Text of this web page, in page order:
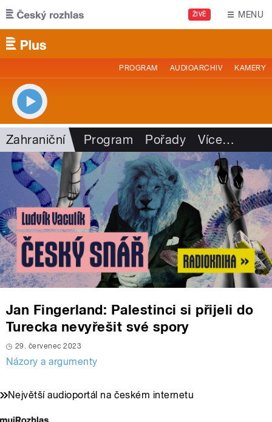
Přejít k hlavnímu obsahu
ŽIVĚ MENU
PROGRAM AUDIOARCHIV KAMERY
Zahraniční Program Pořady Více…
Jan Fingerland: Palestinci si přijeli do
Turecka nevyřešit své spory
29. červenec 2023
Názory a argumenty
Největší audioportál na českém internetu